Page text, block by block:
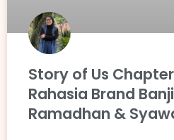
Story of Us Chapter
Rahasia Brand
Ramadhan &